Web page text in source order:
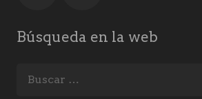
Búsqueda en la web